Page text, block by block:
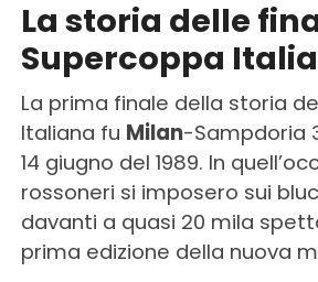
La storia delle
Supercoppa
La prima finale della storia
Italiana fu Milan-Sampdoria
14 giugno del 1989. In
rossoneri si imposero sui
davanti a quasi 20 mila
prima edizione della nuova